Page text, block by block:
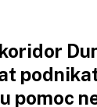
pomoc